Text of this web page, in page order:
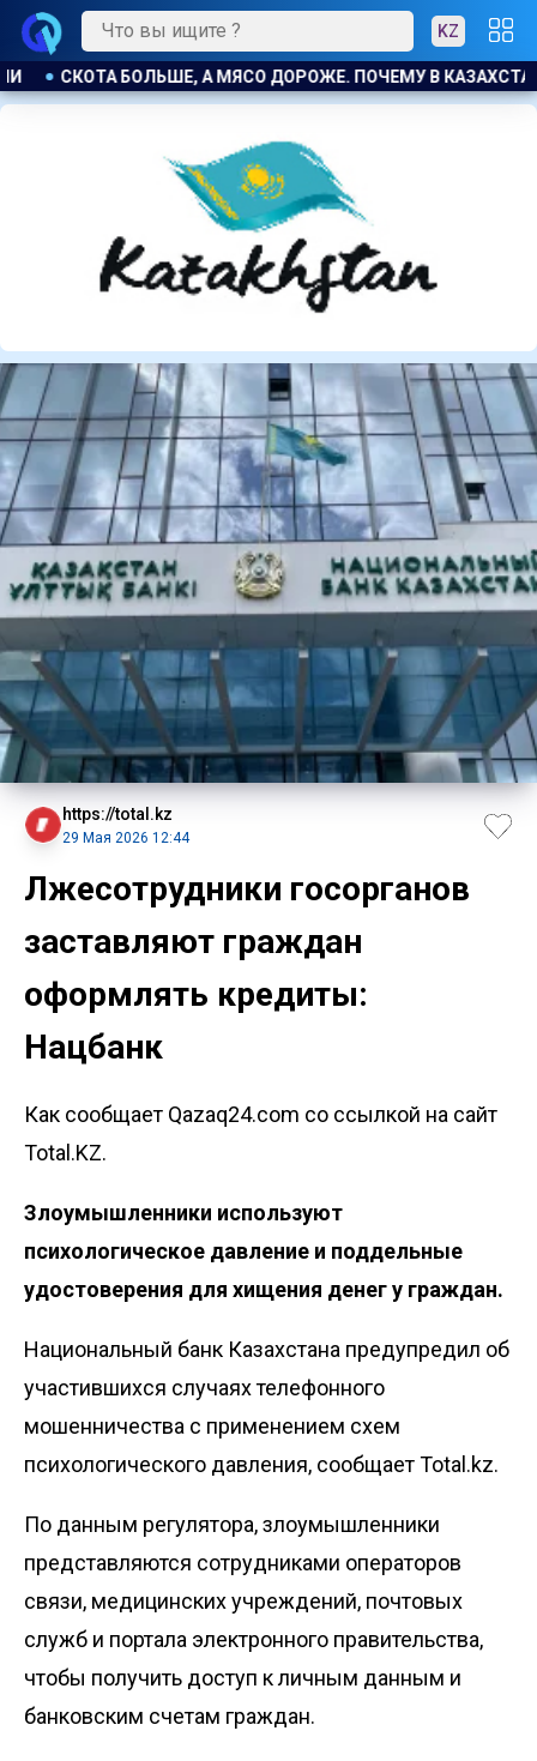
KZ
ПРОДОЛЖАЮТ РАСТИ ЦЕНЫ НА БАРАНИНУ И
https://total.kz
29 Мая 2026 12:44
Лжесотрудники госорганов
заставляют граждан
оформлять кредиты:
Нацбанк
Как сообщает Qazaq24.com со ссылкой на сайт
Total.KZ.
Злоумышленники используют
психологическое давление и поддельные
удостоверения для хищения денег у граждан.
Национальный банк Казахстана предупредил об
участившихся случаях телефонного
мошенничества с применением схем
психологического давления, сообщает Total.kz.
По данным регулятора, злоумышленники
представляются сотрудниками операторов
связи, медицинских учреждений, почтовых
служб и портала электронного правительства,
чтобы получить доступ к личным данным и
банковским счетам граждан.